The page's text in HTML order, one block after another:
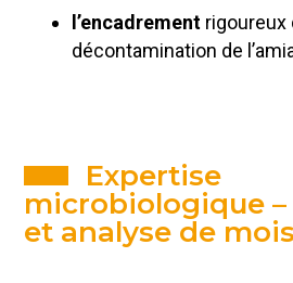
l’encadrement rigoureux
décontamination de
Expertise
microbiologique –
et analyse de